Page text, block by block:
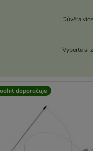
Důvěra
Vyberte si
doporučuje